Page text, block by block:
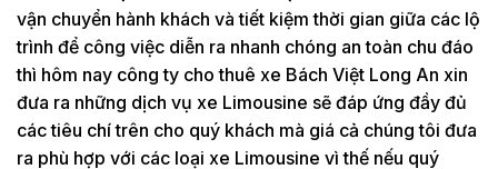
vận chuyển hành khách và tiết kiệm thời gian giữa các lộ
trình để công việc diễn ra nhanh chóng an toàn chu đáo
thì hôm nay công ty cho thuê xe Bách Việt Long An xin
đưa ra những dịch vụ xe Limousine sẽ đáp ứng đầy đủ
các tiêu chí trên cho quý khách mà giá cả chúng tôi đưa
ra phù hợp với các loại xe Limousine vì thế nếu quý